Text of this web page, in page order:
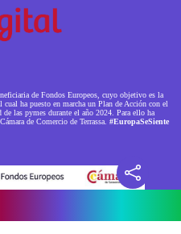
de Fondos Europeos, cuyo objetivo es la
ha puesto en marcha un Plan de Acción con el
las pymes durante el año 2024. Para ello ha
de Comercio de Terrassa. #EuropaSeSiente